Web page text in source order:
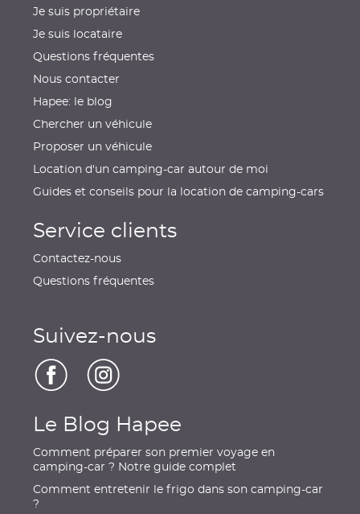
Je suis propriétaire
Je suis locataire
Questions fréquentes
Nous contacter
Hapee: le blog
Chercher un véhicule
Proposer un véhicule
Location d'un camping-car autour de moi
Guides et conseils pour la location de camping-cars
Service clients
Contactez-nous
Questions fréquentes
Suivez-nous
Le Blog Hapee
Comment préparer son premier voyage en
camping-car ? Notre guide complet
Comment entretenir le frigo dans son camping-car
?